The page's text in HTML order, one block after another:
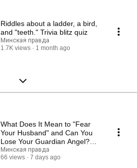
Riddles about a ladder, a bird,
and "teeth." Trivia blitz quiz
Минская правда
1.7K views
1 month ago
What Does It Mean to "Fear
Your Husband" and Can You
Lose Your Guardian Angel?
Questions for a Pr...
Минская правда
66 views
7 days ago